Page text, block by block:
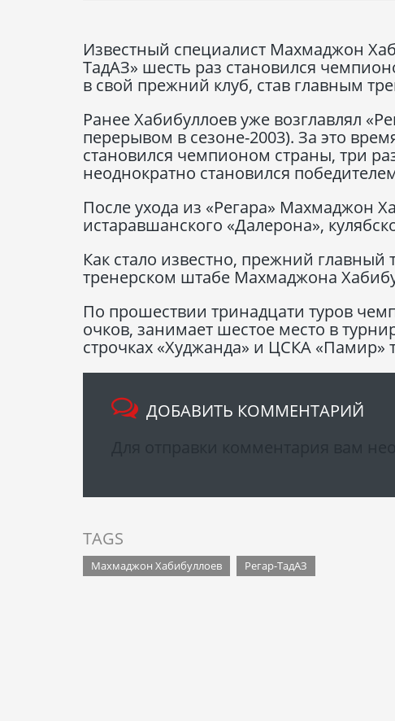
Известный специалист Махмаджон
ТадАЗ» шесть раз становился
в свой прежний клуб, став главным
Ранее Хабибуллоев уже возглавлял
перерывом в сезоне-2003). За это
становился чемпионом страны, три
неоднократно становился
После ухода из «Регара» Махмаджон
истаравшанского «Далерона»,
Как стало известно, прежний главный
тренерском штабе Махмаджона
По прошествии тринадцати туров
очков, занимает шестое место в
строчках «Худжанда» и ЦСКА «Памир»
ДОБАВИТЬ КОММЕНТАРИЙ
TAGS
Махмаджон Хабибуллоев Регар-ТадАЗ